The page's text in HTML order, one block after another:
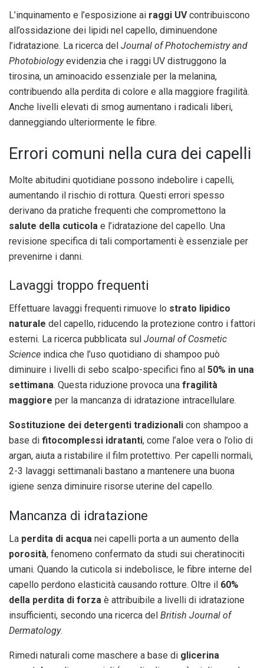
L’inquinamento e l’esposizione ai raggi UVcontribuiscono
all’ossidazione dei lipidi nel capello, diminuendone
l’idratazione. La ricerca del Journal of Photochemistry and
Photobiologyevidenzia che i raggi UV distruggono la
tirosina, un aminoacido essenziale per la melanina,
contribuendo alla perdita di colore e alla maggiore fragilità.
Anche livelli elevati di smog aumentano i radicali liberi,
danneggiando ulteriormente le fibre.
Errori comuni nella cura dei capelli
Molte abitudini quotidiane possono indebolire i capelli,
aumentando il rischio di rottura. Questi errori spesso
derivano da pratiche frequenti che compromettono la
salute della cuticola e l’idratazione del capello. Una
revisione specifica di tali comportamenti è essenziale per
prevenirne i danni.
Lavaggi troppo frequenti
Effettuare lavaggi frequenti rimuove lo strato lipidico
naturale del capello, riducendo la protezione contro i fattori
esterni. La ricerca pubblicata sul Journal of Cosmetic
Science indica che l’uso quotidiano di shampoo può
diminuire i livelli di sebo scalpo-specifici fino al 50% in una
settimana. Questa riduzione provoca una fragilità
maggiore per la mancanza di idratazione intracellulare.
Sostituzione dei detergenti tradizionali con shampoo a
base di fitocomplessi idratanti, come l’aloe vera o l’olio di
argan, aiuta a ristabilire il film protettivo. Per capelli normali,
2-3 lavaggi settimanali bastano a mantenere una buona
igiene senza diminuire risorse uterine del capello.
Mancanza di idratazione
La perdita di acqua nei capelli porta a un aumento della
porosità, fenomeno confermato da studi sui cheratinociti
umani. Quando la cuticola si indebolisce, le fibre interne del
capello perdono elasticità causando rotture. Oltre il 60%
della perdita di forza è attribuibile a livelli di idratazione
insufficienti, secondo una ricerca del British Journal of
Dermatology.
Rimedi naturali come maschere a base di glicerina